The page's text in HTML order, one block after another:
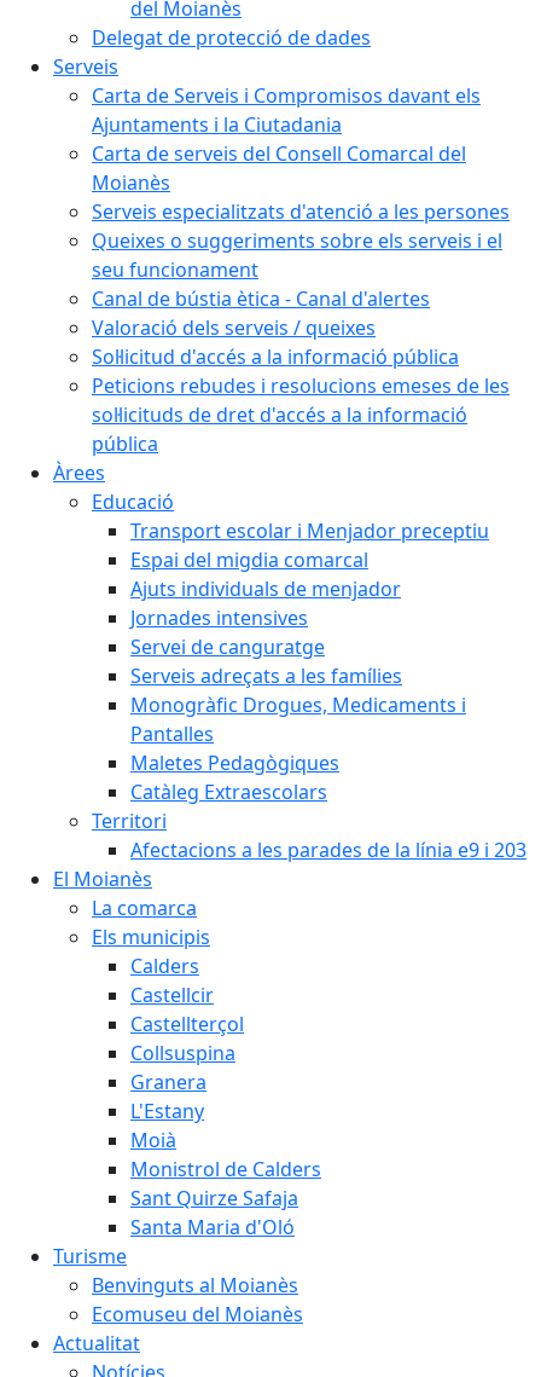
del Moianès
Delegat de protecció de dades
Serveis
Carta de Serveis i Compromisos davant els
Ajuntaments i la Ciutadania
Carta de serveis del Consell Comarcal del
Moianès
Serveis especialitzats d'atenció a les persones
Queixes o suggeriments sobre els serveis i el
seu funcionament
Canal de bústia ètica - Canal d'alertes
Valoració dels serveis / queixes
Sol·licitud d'accés a la informació pública
Peticions rebudes i resolucions emeses de les
sol·licituds de dret d'accés a la informació
pública
Àrees
Educació
Transport escolar i Menjador preceptiu
Espai del migdia comarcal
Ajuts individuals de menjador
Jornades intensives
Servei de canguratge
Serveis adreçats a les famílies
Monogràfic Drogues, Medicaments i
Pantalles
Maletes Pedagògiques
Catàleg Extraescolars
Territori
Afectacions a les parades de la línia e9 i 203
El Moianès
La comarca
Els municipis
Calders
Castellcir
Castellterçol
Collsuspina
Granera
L'Estany
Moià
Monistrol de Calders
Sant Quirze Safaja
Santa Maria d'Oló
Turisme
Benvinguts al Moianès
Ecomuseu del Moianès
Actualitat